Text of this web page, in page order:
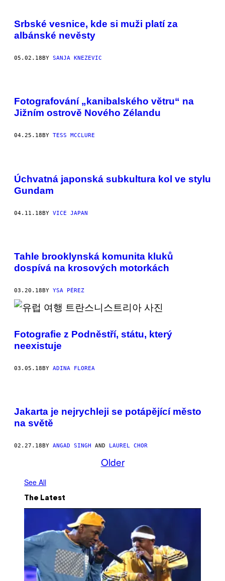
Srbské vesnice, kde si muži platí za
albánské nevěsty
05.02.18BY SANJA KNEZEVIC
Fotografování „kanibalského větru“ na
Jižním ostrově Nového Zélandu
04.25.18 BY TESS MCCLURE
Úchvatná japonská subkultura kol ve stylu
Gundam
04.11.18BY VICE JAPAN
Tahle brooklynská komunita kluků
dospívá na krosových motorkách
03.20.18 BY YSA PÉREZ
Fotografie z Podněstří, státu, který
neexistuje
03.05.18BY ADINA FLOREA
Jakarta je nejrychleji se potápějící město
na světě
02.27.18 BY ANGAD SINGH AND LAUREL CHOR
Older
See All
The Latest